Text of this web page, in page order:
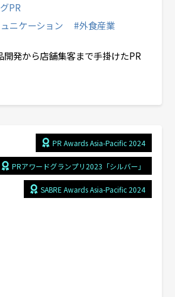
開発から店舗集客まで手掛けたPR
PR
ニケーション
#外食産業
PR Awards Asia-Pacific 2024
PRアワードグランプリ2023「シルバー」
SABRE Awards Asia-Pacific 2024